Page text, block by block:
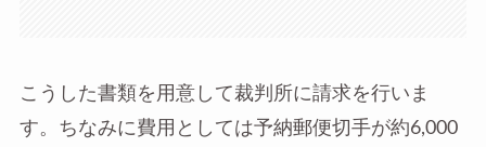
こうした書類を用意して裁判所に請求を行いま
す。ちなみに費用としては予納郵便切手が約6,000